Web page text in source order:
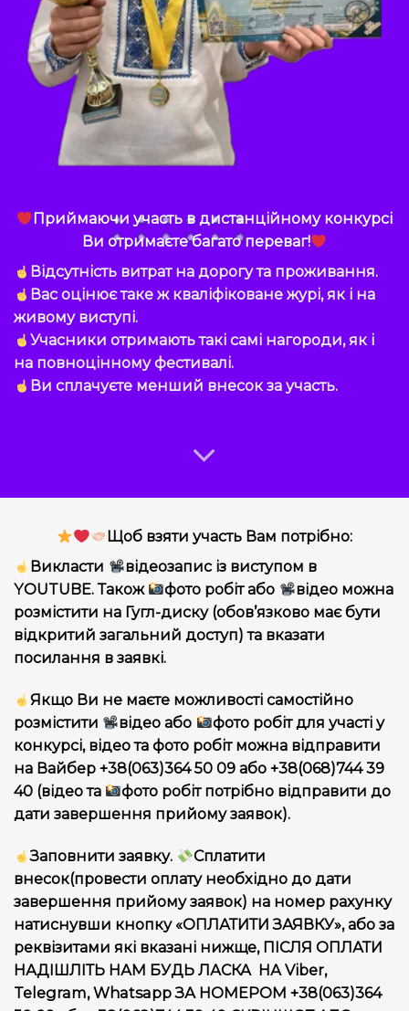
Приймаючи участь в дистанційному конкурсі
Ви отримаєте багато переваг!
Відсутність витрат на дорогу та проживання.
Вас оцінює таке ж кваліфіковане журі, як і на
живому виступі.
Учасники отримають такі самі нагороди, як і
на повноцінному фестивалі.
Ви сплачуєте менший внесок за участь.
Щоб взяти участь Вам потрібно:
Викласти
відеозапис із виступом в
YOUTUBE. Також
фото робіт або
відео можна
розмістити на Гугл-диску (обов’язково має бути
відкритий загальний доступ) та вказати
посилання в заявкі.
Якщо Ви не маєте можливості самостійно
розмістити
відео або
фото робіт для участі у
конкурсі, відео та фото робіт можна відправити
на Вайбер +38(063)364 50 09 або +38(068)744 39
40 (відео та
фото робіт потрібно відправити до
дати завершення прийому заявок).
Заповнити заявку.
Сплатити
внесок(провести оплату необхідно до дати
завершення прийому заявок) на номер рахунку
натиснувши кнопку «ОПЛАТИТИ ЗАЯВКУ», або за
реквізитами які вказані нижще, ПІСЛЯ ОПЛАТИ
НАДІШЛІТЬ НАМ БУДЬ ЛАСКА НА Viber,
Telegram, Whatsapp ЗА НОМЕРОМ +38(063)364